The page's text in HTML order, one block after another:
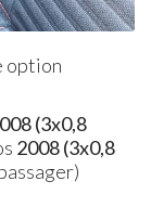
option
(3x0,8
2008(3x0,8